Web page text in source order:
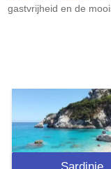
gastvrijheid en de